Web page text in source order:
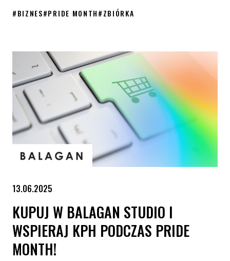
#BIZNES#PRIDE MONTH#ZBIÓRKA
13.06.2025
KUPUJ W BALAGAN STUDIO I
WSPIERAJ KPH PODCZAS PRIDE
MONTH!